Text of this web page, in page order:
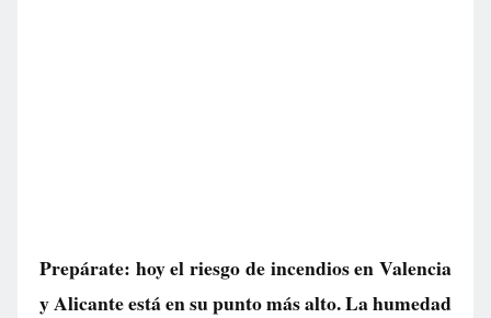
Prepárate: hoy el riesgo de incendios en Valencia
y Alicante está en su punto más alto. La humedad